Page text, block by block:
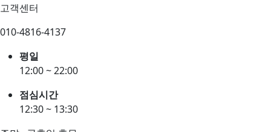
고객센터
010-4816-4137
평일
12:00 ~ 22:00
점심시간
12:30 ~ 13:30